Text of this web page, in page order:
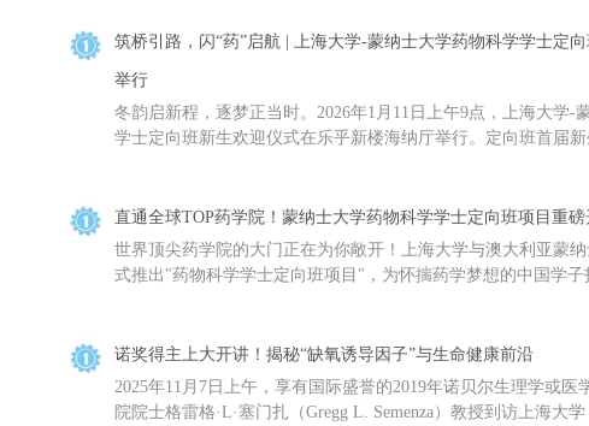
筑桥引路，闪“药”启航 | 上海大学-蒙纳士大学药物科学学士定
举行
冬韵启新程，逐梦正当时。2026年1月11日上午9点，上海大学-
学士定向班新生欢迎仪式在乐乎新楼海纳厅举行。定向班首届
直通全球TOP药学院！蒙纳士大学药物科学学士定向班项目重磅
世界顶尖药学院的大门正在为你敞开！上海大学与澳大利亚蒙
式推出"药物科学学士定向班项目"，为怀揣药学梦想的中国学子
诺奖得主上大开讲！揭秘“缺氧诱导因子”与生命健康前沿
2025年11月7日上午，享有国际盛誉的2019年诺贝尔生理学或医
院院士格雷格·L·塞门扎（Gregg L. Semenza）教授到访上海大